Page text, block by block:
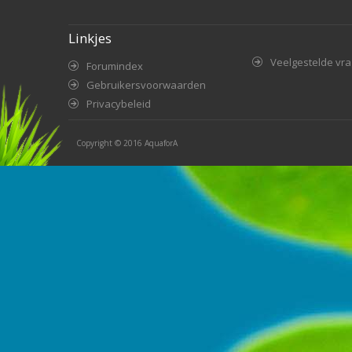
Linkjes
Forumindex
Gebruikersvoorwaarden
Privacybeleid
Veelgestelde
Copyright © 2016 AquaforA